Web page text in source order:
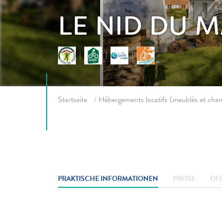
LE NID DU
Startseite Hébergements locatifs (meublés et
PRAKTISCHE INFORMATIONEN PREISE